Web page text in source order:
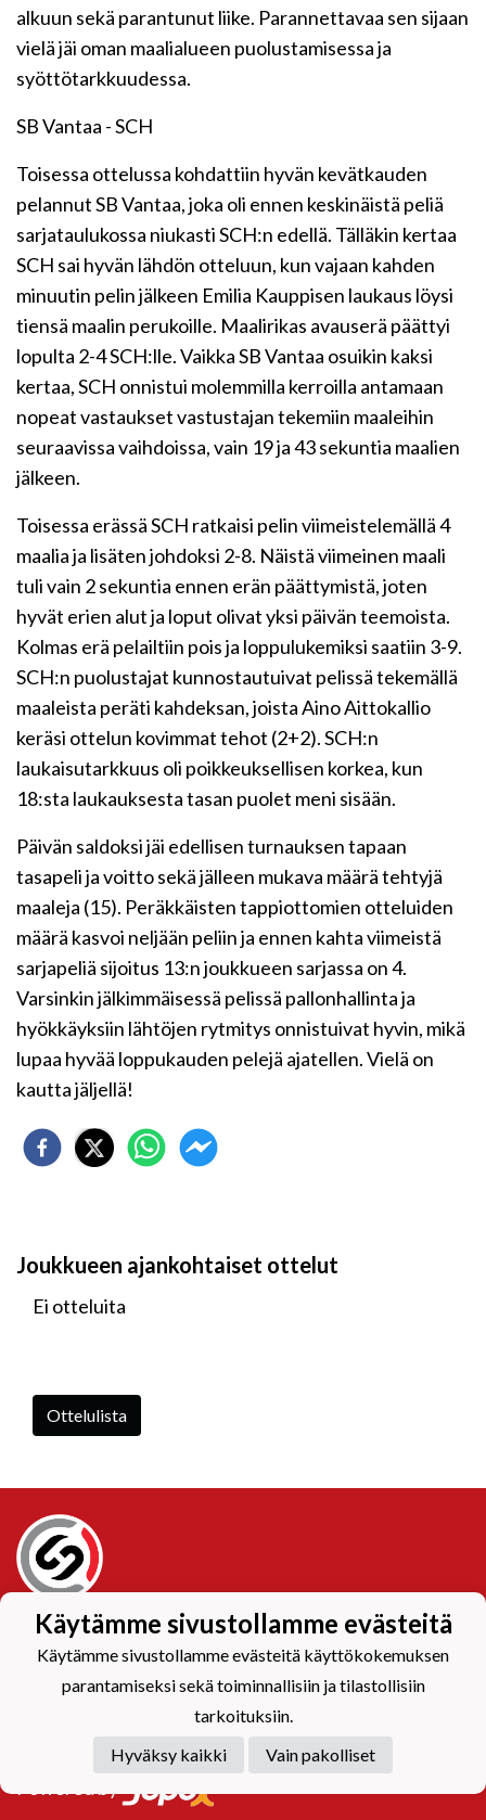
alkuun sekä parantunut liike. Parannettavaa sen sijaan
vielä jäi oman maalialueen puolustamisessa ja
syöttötarkkuudessa.
SB Vantaa - SCH
Toisessa ottelussa kohdattiin hyvän kevätkauden
pelannut SB Vantaa, joka oli ennen keskinäistä peliä
sarjataulukossa niukasti SCH:n edellä. Tälläkin kertaa
SCH sai hyvän lähdön otteluun, kun vajaan kahden
minuutin pelin jälkeen Emilia Kauppisen laukaus löysi
tiensä maalin perukoille. Maalirikas avauserä päättyi
lopulta 2-4 SCH:lle. Vaikka SB Vantaa osuikin kaksi
kertaa, SCH onnistui molemmilla kerroilla antamaan
nopeat vastaukset vastustajan tekemiin maaleihin
seuraavissa vaihdoissa, vain 19 ja 43 sekuntia maalien
jälkeen.
Toisessa erässä SCH ratkaisi pelin viimeistelemällä 4
maalia ja lisäten johdoksi 2-8. Näistä viimeinen maali
tuli vain 2 sekuntia ennen erän päättymistä, joten
hyvät erien alut ja loput olivat yksi päivän teemoista.
Kolmas erä pelailtiin pois ja loppulukemiksi saatiin 3-9.
SCH:n puolustajat kunnostautuivat pelissä tekemällä
maaleista peräti kahdeksan, joista Aino Aittokallio
keräsi ottelun kovimmat tehot (2+2). SCH:n
laukaisutarkkuus oli poikkeuksellisen korkea, kun
18:sta laukauksesta tasan puolet meni sisään.
Päivän saldoksi jäi edellisen turnauksen tapaan
tasapeli ja voitto sekä jälleen mukava määrä tehtyjä
maaleja (15). Peräkkäisten tappiottomien otteluiden
määrä kasvoi neljään peliin ja ennen kahta viimeistä
sarjapeliä sijoitus 13:n joukkueen sarjassa on 4.
Varsinkin jälkimmäisessä pelissä pallonhallinta ja
hyökkäyksiin lähtöjen rytmitys onnistuivat hyvin, mikä
lupaa hyvää loppukauden pelejä ajatellen. Vielä on
kautta jäljellä!
Joukkueen ajankohtaiset ottelut
Ei otteluita
Ottelulista
Tietosuojaseloste
Käytämme sivustollamme evästeitä
Käytämme sivustollamme evästeitä käyttökokemuksen
parantamiseksi sekä toiminnallisiin ja tilastollisiin
tarkoituksiin.
Hyväksy kaikki
Vain pakolliset